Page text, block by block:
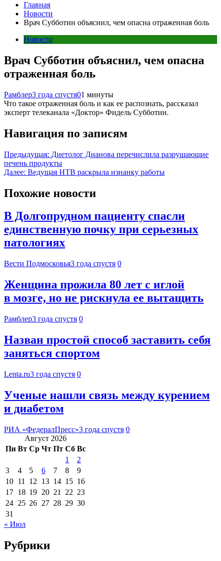
Главная
Новости
Врач Субботин объяснил, чем опасна отраженная боль
Новости
Врач Субботин объяснил, чем опасна
отраженная боль
Рамблер3 года спустя01 минуты
Что такое отраженная боль и как ее распознать, рассказал
эксперт телеканала «Доктор» Фидель Субботин.
Навигация по записям
Предыдущая: Диетолог Дианова перечислила разрушающие
печень продукты
Далее: Ведущая НТВ раскрыла изнанку работы
Похожие новости
В Долгопрудном пациенту спасли
единственную почку при серьезных
патологиях
Вести Подмосковья3 года спустя 0
Женщина прожила 80 лет с иглой
в мозге, но не рискнула ее вытащить
Рамблер3 года спустя 0
Назван простой способ заставить себя
заняться спортом
Lenta.ru3 года спустя 0
Ученые нашли связь между курением
и диабетом
РИА «ФедералПресс»3 года спустя 0
Август 2026
Пн Вт Ср Чт Пт Сб Вс
1
2
3
4 5 6 7 8
9
10 11 12 13 14 15 16
17 18 19 20 21 22 23
24 25 26 27 28 29 30
31
« Июл
Рубрики